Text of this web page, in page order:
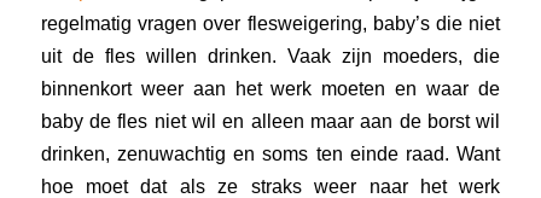
regelmatig vragen over flesweigering, baby’s die niet
uit de fles willen drinken.Vaak zijn moeders, die
binnenkort weer aan het werk moeten en waar de
baby de fles niet wil en alleen maar aan de borst wil
drinken, zenuwachtig en soms ten einde raad. Want
hoe moet dat als ze straks weer naar het werk